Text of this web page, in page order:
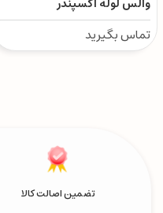
والس لوله اکسپندر
تماس بگیرید
تضمین اصالت کالا